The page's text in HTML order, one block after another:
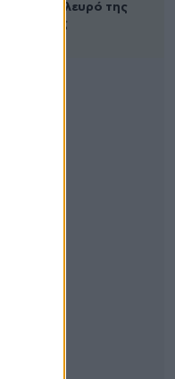
φίλοι στο πλευρό της
οικογένειας